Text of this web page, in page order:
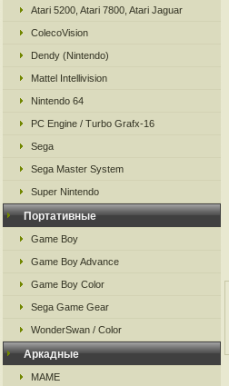
Atari 5200, Atari 7800, Atari Jaguar
ColecoVision
Dendy (Nintendo)
Mattel Intellivision
Nintendo 64
PC Engine / Turbo Grafx-16
Sega
Sega Master System
Super Nintendo
Портативные
Game Boy
Game Boy Advance
Game Boy Color
Sega Game Gear
WonderSwan / Color
Аркадные
MAME